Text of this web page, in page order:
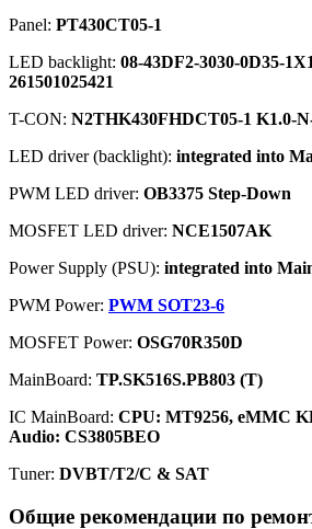
Panel: PT430CT05-1
LED backlight: 08-43DF2-3030-0D35-
261501025421
T-CON: N2THK430FHDCT05-1 K1.0-
LED driver (backlight): integrated into
PWM LED driver: OB3375 Step-Down
MOSFET LED driver: NCE1507AK
Power Supply (PSU): integrated into
PWM Power: PWM SOT23-6
MOSFET Power: OSG70R350D
MainBoard: TP.SK516S.PB803 (T)
IC MainBoard: CPU: MT9256, eMMC
Audio: CS3805BEO
Тuner: DVBT/T2/C & SAT
Общие рекомендации по